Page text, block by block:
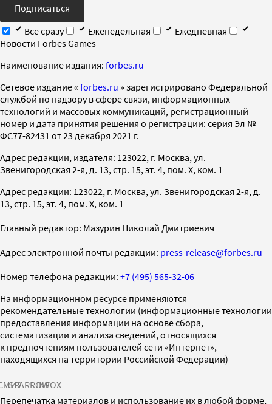
Подписаться
Все сразу
Еженедельная
Ежедневная
Новости Forbes Games
Наименование издания: forbes.ru
Cетевое издание « forbes.ru » зарегистрировано Федеральной
службой по надзору в сфере связи, информационных
технологий и массовых коммуникаций, регистрационный
номер и дата принятия решения о регистрации: серия Эл №
ФС77-82431 от 23 декабря 2021 г.
Адрес редакции, издателя: 123022, г. Москва, ул.
Звенигородская 2-я, д. 13, стр. 15, эт. 4, пом. X, ком. 1
Адрес редакции: 123022, г. Москва, ул. Звенигородская 2-я, д.
13, стр. 15, эт. 4, пом. X, ком. 1
Главный редактор: Мазурин Николай Дмитриевич
Адрес электронной почты редакции: press-release@forbes.ru
Номер телефона редакции: +7 (495) 565-32-06
На информационном ресурсе применяются
рекомендательные технологии (информационные технологии
предоставления информации на основе сбора,
систематизации и анализа сведений, относящихся
к предпочтениям пользователей сети «Интернет»,
находящихся на территории Российской Федерации)
SPARROWINFOX
Перепечатка материалов и использование их в любой форме,